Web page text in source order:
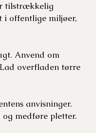
tilstrækkelig
i offentlige miljøer,
Anvend om
overfladen tørre
anvisninger.
medføre pletter.